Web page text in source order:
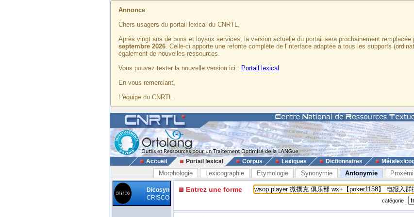
Annonce
Chers usagers du portail lexical du CNRTL,
Après vingt ans de bons et loyaux services, la version actuelle du portail sera prochainement remplacée
septembre 2026. Celle-ci apporte une refonte complète de l'interface adaptée à tous les supports
également de nouvelles ressources.
Vous pouvez tester la nouvelle version ici : Portail lexical
En vous remerciant,
L'équipe du CNRTL
Accueil Portail lexical Corpus Lexiques Dictionnaires
Morphologie Lexicographie Etymologie Synonymie Antonymie
Dicosyn
CRISCO
Entrez une forme
catégorie :